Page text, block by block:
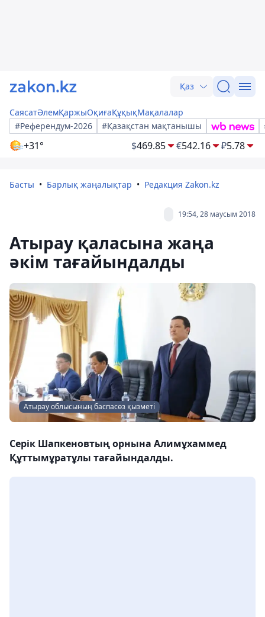
Қаз
СаясатӘлемҚаржыОқиғаҚұқықМақалалар
#Референдум-2026
#Қазақстан мақтанышы
+31° $469.85 €542.16 ₽5.78
Басты Барлық жаңалықтар Редакция Zakon.kz
19:54, 28 маусым 2018
Атырау қаласына жаңа
әкім тағайындалды
Атырау облысының баспасөз қызметі
Серік Шапкеновтың орнына Алимұхаммед
Құттымұратұлы тағайындалды.